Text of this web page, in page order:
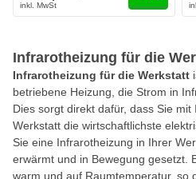
Infrarotheizung für die
Infrarotheizung für die Werkstatt
betriebene Heizung, die Strom in
Dies sorgt direkt dafür, dass Sie
Werkstatt die wirtschaftlichste
Sie eine Infrarotheizung in Ihrer
erwärmt und in Bewegung gesetzt.
warm und auf Raumtemperatur, so